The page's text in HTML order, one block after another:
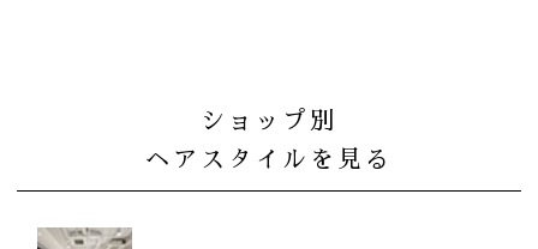
ショップ別
ヘアスタイルを見る